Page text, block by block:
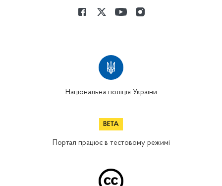
Національна поліція України
Портал працює в тестовому режимі